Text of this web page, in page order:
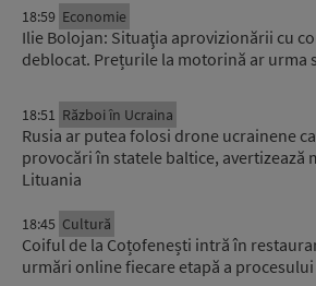
18:59 Economie
Ilie Bolojan: Situaţia aprovizionării cu
deblocat. Prețurile la motorină ar urma
18:51 Război în Ucraina
Rusia ar putea folosi drone ucrainene
provocări în statele baltice, avertizează
Lituania
18:45 Cultură
Coiful de la Coțofenești intră în
urmări online fiecare etapă a procesului